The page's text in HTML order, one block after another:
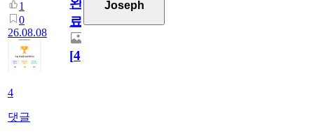
1
0
26.08.08
4
댓글
완
료
[4]
Joseph